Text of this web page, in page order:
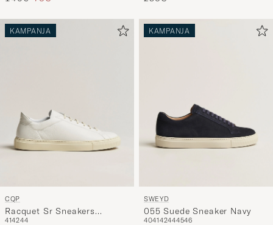
KAMPANJA
Racquet Sr Sneakers
Classic White Leather
414244
KAMPANJA
055 Suede Sneaker Navy
404142444546